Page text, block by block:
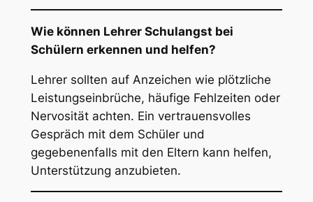
Wie können Lehrer Schulangst bei
Schülern erkennen und helfen?
Lehrer sollten auf Anzeichen wie plötzliche
Leistungseinbrüche, häufige Fehlzeiten oder
Nervosität achten. Ein vertrauensvolles
Gespräch mit dem Schüler und
gegebenenfalls mit den Eltern kann helfen,
Unterstützung anzubieten.